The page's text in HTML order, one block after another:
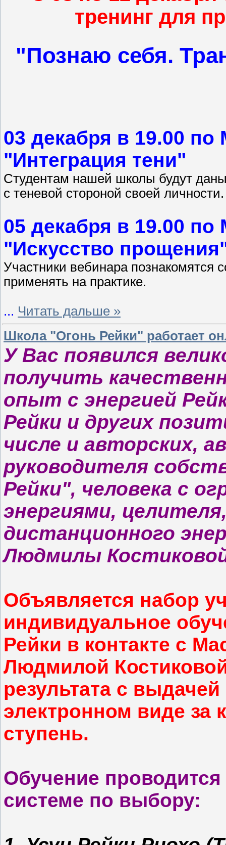
тренинг для
"Познаю себя.
03 декабря в 19.00 по
"Интеграция тени"
Студентам нашей школы будут
с теневой стороной своей личности.
05 декабря в 19.00 по
"Искусство
Участники вебинара познакомятся
применять на практике.
... Читать дальше »
Школа "Огонь Рейки" работает
У Вас появился
получить
опыт с энергией
Рейки и других
числе и авторских,
руководителя
Рейки", человека с
энергиями,
дистанционного
Людмилы
Объявляется набор
индивидуальное
Рейки в контакте с
Людмилой
результата с
электронном виде
ступень.
Обучение
системе по выбору: